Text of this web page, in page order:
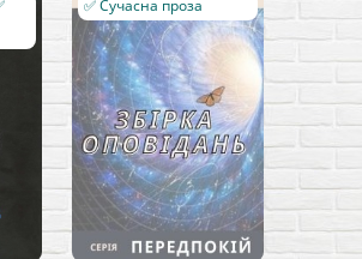
✅ Сучасна проза